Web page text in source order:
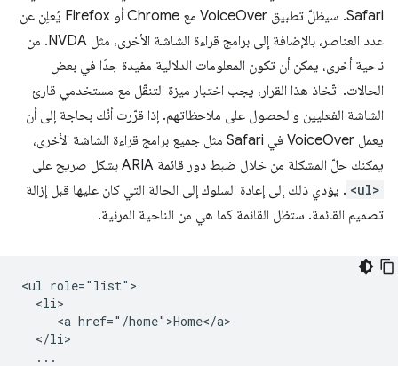
Safari. سيظلّ تطبيق VoiceOver مع Chrome أو Firefox يُعلِن عن
عدد العناصر، بالإضافة إلى برامج قراءة الشاشة الأخرى، مثل NVDA. من
ناحية أخرى، يمكن أن تكون المعلومات الدلالية مفيدة جدًا في بعض
الحالات. اتّخاذ هذا القرار، يجب اختبار ميزة التنقّل مع مستخدمي قارئ
الشاشة الفعليين والحصول على ملاحظاتهم. إذا قرّرت أنّك بحاجة إلى أن
يعمل VoiceOver في Safari مثل جميع برامج قراءة الشاشة الأخرى،
يمكنك حلّ المشكلة من خلال ضبط دور قائمة ARIA بشكل صريح على
<ul> . يؤدي ذلك إلى إعادة السلوك إلى الحالة التي كان عليها قبل إزالة
تصميم القائمة. ستظل القائمة كما هي من الناحية المرئية.
<ul role="list">
  <li>
     <a href="/home">Home</a>
  </li>
  ...